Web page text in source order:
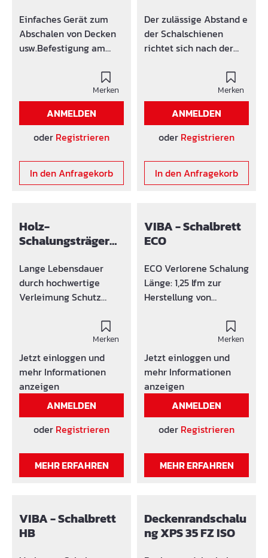
Einfaches Gerät zum
Abschalen von Decken
usw.Befestigung am
Spannschloss oder
Gewindestab.Höheneins
tellung durch
Längsschlitz.
Annageln Kein
Holzverschnitt
Merken
ANMELDEN
oder Registrieren
In den Anfragekorb
Der zulässige Abstand e
der Schalschienen
richtet sich nach der
betonierenden Decke
und beträgt:bei d < 20
cm : zul. e = 150 cmbei d
= max D = 30 cm : zul. e
= 75 cm Höhe der
gesamt: 130cm.
Merken
ANMELDEN
oder Registrieren
In den Anfragekorb
Holz-
Schalungsträger
Lange Lebensdauer
durch hochwertige
Verleimung Schutz
Trägerenden Geringes
Gewicht Paketeinheit:
50 / 100 Stück
Formstabil Andere
Längen auf Anfrage
Merken
Jetzt einloggen und
mehr Informationen
anzeigen
ANMELDEN
oder Registrieren
MEHR ERFAHREN
VIBA - Schalbrett
ECO
ECO Verlorene Schalung
Länge: 1,25 lfm zur
Herstellung von
HolzbetonplatteElemen
t - Länge: 1250 mm
andere Längen auf
AnfrageMaterial -
Stärke: 10 mm Vorteile:
Verlorene Schalung
muss nicht mehr
Einfache Montage durch
Schrauben oder Nägel
Verbund mit dem Beton
durch Befestigungsleist
en Befestigungsleiste
Merken
Jetzt einloggen und
mehr Informationen
anzeigen
ANMELDEN
oder Registrieren
MEHR ERFAHREN
VIBA - Schalbrett
HB
Deckenrandschalu
ng XPS 35 FZ ISO